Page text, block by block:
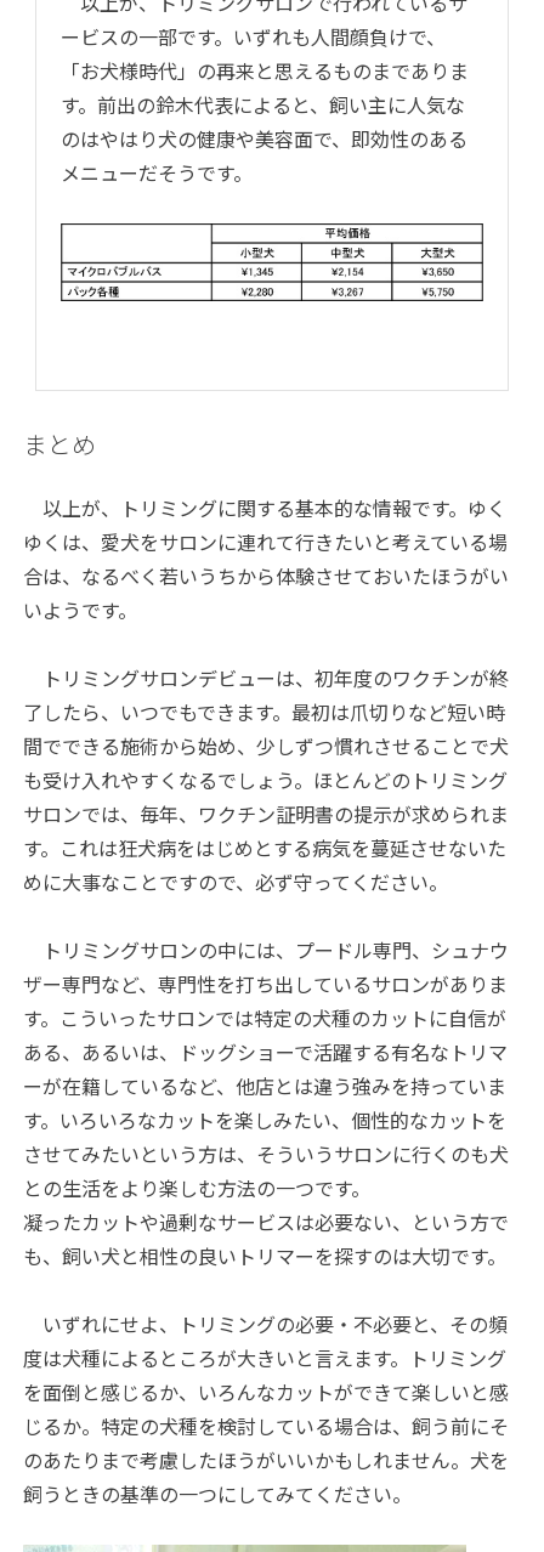
ービスの一部です。いずれも人間顔負けで、
「お犬様時代」の再来と思えるものまでありま
す。前出の鈴木代表によると、飼い主に人気な
のはやはり犬の健康や美容面で、即効性のある
メニューだそうです。
まとめ
以上が、トリミングに関する基本的な情報です。ゆく
ゆくは、愛犬をサロンに連れて行きたいと考えている場
合は、なるべく若いうちから体験させておいたほうがい
いようです。
トリミングサロンデビューは、初年度のワクチンが終
了したら、いつでもできます。最初は爪切りなど短い時
間でできる施術から始め、少しずつ慣れさせることで犬
も受け入れやすくなるでしょう。ほとんどのトリミング
サロンでは、毎年、ワクチン証明書の提示が求められま
す。これは狂犬病をはじめとする病気を蔓延させないた
めに大事なことですので、必ず守ってください。
トリミングサロンの中には、プードル専門、シュナウ
ザー専門など、専門性を打ち出しているサロンがありま
す。こういったサロンでは特定の犬種のカットに自信が
ある、あるいは、ドッグショーで活躍する有名なトリマ
ーが在籍しているなど、他店とは違う強みを持っていま
す。いろいろなカットを楽しみたい、個性的なカットを
させてみたいという方は、そういうサロンに行くのも犬
との生活をより楽しむ方法の一つです。
凝ったカットや過剰なサービスは必要ない、という方で
も、飼い犬と相性の良いトリマーを探すのは大切です。
いずれにせよ、トリミングの必要・不必要と、その頻
度は犬種によるところが大きいと言えます。トリミング
を面倒と感じるか、いろんなカットができて楽しいと感
じるか。特定の犬種を検討している場合は、飼う前にそ
のあたりまで考慮したほうがいいかもしれません。犬を
飼うときの基準の一つにしてみてください。